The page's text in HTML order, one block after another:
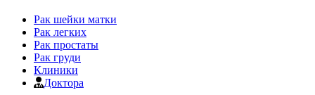
Рак шейки матки
Рак легких
Рак простаты
Рак груди
Клиники
Доктора